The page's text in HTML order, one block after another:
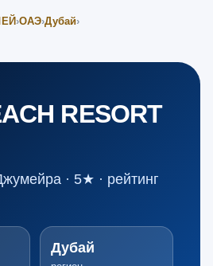
›ОАЭ›Дубай›
RESORT
· 5★ · рейтинг
Дубай